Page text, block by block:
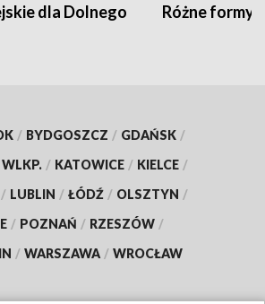
dla Dolnego
Różne formy
/ BYDGOSZCZ / GDAŃSK /
/ KATOWICE / KIELCE /
/ LUBLIN / ŁÓDŹ / OLSZTYN /
/ POZNAŃ / RZESZÓW /
/ WARSZAWA / WROCŁAW